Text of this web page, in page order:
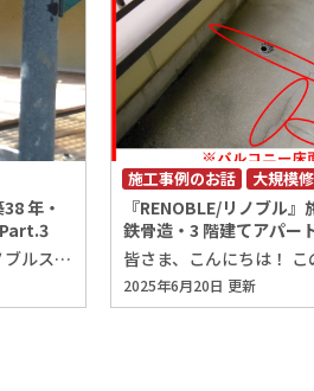
年・
皆さま、こんにちは！ この度も「リノブルスタッフブログ」にお越しいただき、ありがとうございます。 レアテック株式会社の奥田りさです。 7月に入り、日差しの強さや蒸し暑さが日に日に増してきましたね。 室内外問わず、こまめな水分補給を忘れずにお過ごしください！ さて、今回は前回に引き続き、 施工事例集「築38年・鉄骨造・3階建てアパート改修工事」の第3回目をお届けします。 最終回となる本日は「塗装改修工事」についてです！ 今回の物件の塗装面は、経年劣化によるひび割れが多数発生しておりましたので、 前々回のブログで、まず外壁のひび割れ補修の工程についてお伝えさせて頂きました。 そして、今回はそのひび割れ補修が完了した部分を含め、 外壁全体に塗装を施す工程についてご紹介していきます。 それでは早速ですが、施工方法をご紹介いたします！ 塗装改修工事 【施工方法】 1.【高圧洗浄】 まずは、高圧洗浄からです！ 外壁が汚れたままの状態では、新しい塗料を塗っても十分な付着力が得られず、 塗膜が早期に剥がれてしまう恐れがあります。 これでは塗料本来の性能や耐久性を発揮することができないため、 塗装工事の前には、外壁に残っている古い塗膜や付着した汚れ・ホコリなどを、 高圧洗浄機を用いてしっかりと洗い流します。 ※高圧洗浄状況 2.【下塗り】 高圧洗浄で外壁の汚れや古い塗膜をしっかりと除去した後は、 塗料の密着性を高め、美しく仕上げるために、 外壁全体に1回目の塗装（下塗り）を行います。 下塗り材には、塗料の接着力を高める役割があり、これを丁寧に施工することで、 上塗りの塗料がしっかりと定着し、長持ちする美しい仕上がりにつながります。 ※下塗り状況 3.【中塗り】 下塗りの後は、塗膜をしっかりと乾燥させることが重要です。 十分に乾燥させたうえで、塗りムラを防ぎ、より高い耐久性を実現するために、 上塗り塗料を2回塗布します。 このうち、1回目の上塗り工程を中塗りと呼びます。 ※中塗り状況 4.【上塗り】 中塗りの後は、しっかりと乾燥させてから、仕上げとして上塗り塗料を全体に均一に塗布します。 この3回目の塗装によって、塗膜に十分な厚みが確保され、 塗料本来の耐久性・防水性・美観が最大限に発揮されます。 丁寧に仕上げることで、長期間にわたり美しさと保護性能を保つことができます。 ※上塗り状況 5.【施工完了】 これにて塗装改修工事は完了になります！ 本工事によって綺麗になったアパートの外観をご覧ください！ 今回の塗装工事では、お客様より「保証面を重視したい」との ご要望を頂いておりましたので、金額はやや高くなるものの、耐候性に優れた塗料製品を ご提案させて頂き、最終的にそちらをお選びいただきました。 また、色選びの際にはいくつかのカラーパターンをご提案させて頂き、 お客様の「濃い色が良い」とのご希望をもとに、一緒に配色を決めさせていただきました。 その結果、建物の雰囲気によく馴染む、落ち着いた印象の仕上がりとなりました。 丁寧な施工手順を踏むことで、汚れや色褪せなどの劣化が進んでいた外壁も、 美しく塗装し直すことができ、建物全体の美観性が大きく向上しましたね。 さらに、外壁の防水性能も強化され、見た目の美しさだけでなく、 機能性の面でも大きく改善されています。 施工完了後には、 「綺麗になった、ありがとう。」 「色もイメージ通りでよかった。」といった ありがたいお言葉をお客様から頂戴しました。 今回は弊社のホームページをご覧になったことをきっかけにご縁を頂き、 スタッフ一同、大変嬉しく感じております！ 外壁や屋根は、日々紫外線や雨風にさらされており、年数が経つにつれて劣化が進んでいきます。 塗装によって、こうした自然環境から建物を保護し、建物の寿命を延ばす事ができますので、 ぜひ定期的にメンテナンスすることをお勧め致します！ 以上で、「塗装改修工事」のご紹介は終了になります！ 併せて、施工事例集「築38年・鉄骨造・3階建てアパート改修工事」のご紹介も完了となります。 長年の劣化に対応した丁寧な施工により、美観と機能性の両面で建物が見違えるように 生まれ変わった様子をご覧いただけたかと思います。 今後の改修工事のご参考になれば幸いです。 弊社RENOBLE/リノブルでは豊富な施工実績で、的確な調査・診断・施工を行います！ 「外装改修工事を考えている」、「建物の資産価値を高めたい」などお客様の悩みに沿ったご提案をさせて頂きますので、 ぜひお気軽にご相談下さいませ！ それでは、この度も最後まで「リノブルスタッフブログ」をお読みいただき ありがとうございました。 次回もよろしくお願いいたします！ リノブルは、 北陸3県 石川県 富山県 福井県 金沢市 白山市 野々市市 かほく市 河北郡 津幡町 内灘町 小松市 能美市 加賀市 など 地域密着で多くの信頼と実績を積み重ねてきた、建物診断、外壁塗装、外壁タイル改修、雨漏り補修、防水工事 大規模修繕のプロフェッショナル集団です。 ビル マンション アパート 収益物件 病院 学校 工場 倉庫 などの タイルの欠損 タイルの剥落 漏水 水漏れ 雨漏り を見付けたら、 調査診断 打診調査 赤外線調査 定期調査 改修工事 修繕工事 防水工事 塗装工事 は 「RENOBLE/リノブル」 「レアテック株式会社」 「ウォールドック株式会社」へ．．． 住宅の 屋根・外壁の塗装工事 防水工事 リフォーム は．．． 「プロタイムズ金沢駅西店」 「プロタイムズ富山中央店」 にお任せ下さい‼ 外装劣化診断士による建物調査診断を無料で行っております‼ 他社にはない『徹底した調査診断と卓越した施工技術』でオーナー様の建物をお守り致します。 これまで積み重ねてきた信頼と実績に恥じぬよう、誠心誠意対応させていただきます。 ■お見積もり・ご相談・お問い合わせはこちらから！
『RENOBLE/リノブル』
鉄骨造・3 階建てアパー
2025年6月20日 更新
施工事例のお話 大規模